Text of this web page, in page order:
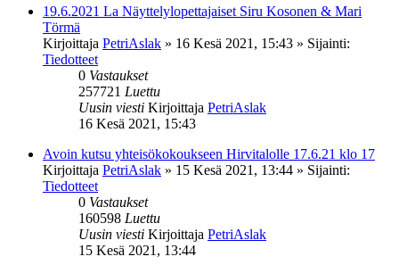
19.6.2021 La Näyttelylopettajaiset Siru Kosonen & Mari
Törmä
Kirjoittaja PetriAslak » 16 Kesä 2021, 15:43 » Sijainti:
Tiedotteet
0 Vastaukset
257721 Luettu
Uusin viesti Kirjoittaja PetriAslak
16 Kesä 2021, 15:43
Avoin kutsu yhteisökokoukseen Hirvitalolle 17.6.21 klo 17
Kirjoittaja PetriAslak » 15 Kesä 2021, 13:44 » Sijainti:
Tiedotteet
0 Vastaukset
160598 Luettu
Uusin viesti Kirjoittaja PetriAslak
15 Kesä 2021, 13:44